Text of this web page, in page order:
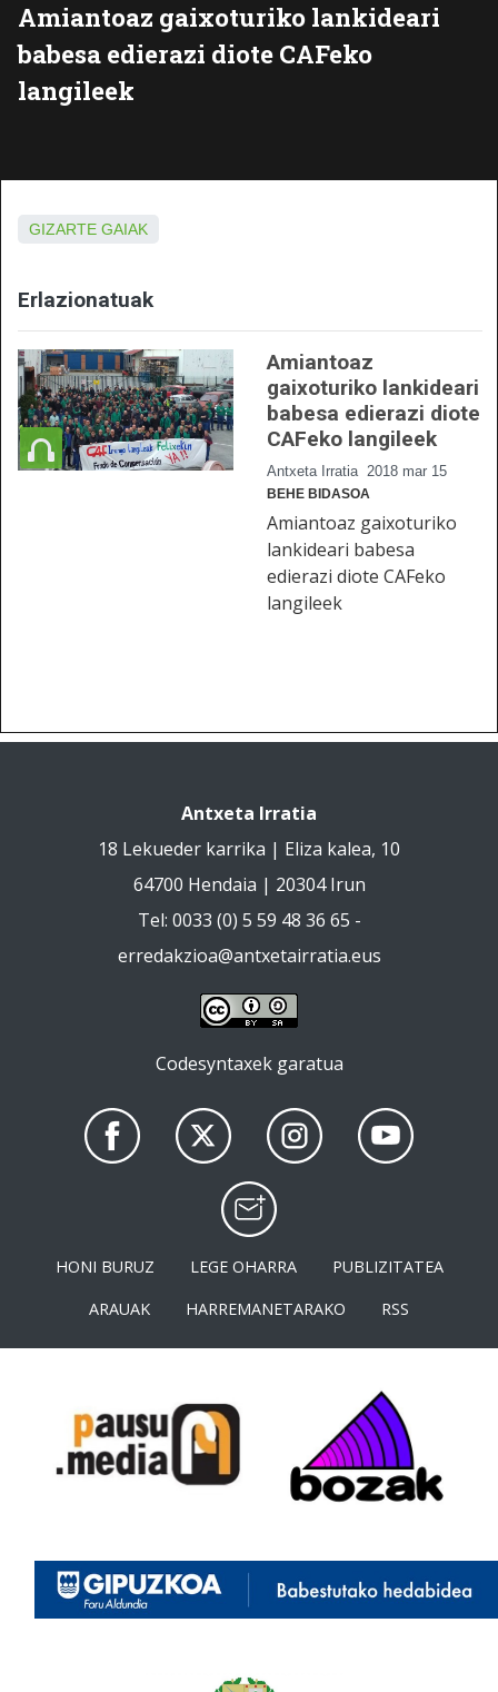
Amiantoaz gaixoturiko lankideari
babesa edierazi diote CAFeko
langileek
GIZARTE GAIAK
Erlazionatuak
Amiantoaz
gaixoturiko lankideari
babesa edierazi diote
CAFeko langileek
Antxeta Irratia 2018 mar 15
BEHE BIDASOA
Amiantoaz gaixoturiko
lankideari babesa
edierazi diote CAFeko
langileek
Antxeta Irratia
18 Lekueder karrika | Eliza kalea, 10
64700 Hendaia | 20304 Irun
Tel: 0033 (0) 5 59 48 36 65 -
erredakzioa@antxetairratia.eus
Codesyntaxek garatua
HONI BURUZ LEGE OHARRA
PUBLIZITATEA
ARAUAK
HARREMANETARAKO RSS